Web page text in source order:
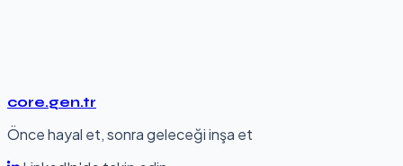
core.gen.tr
Önce hayal et, sonra geleceği inşa et